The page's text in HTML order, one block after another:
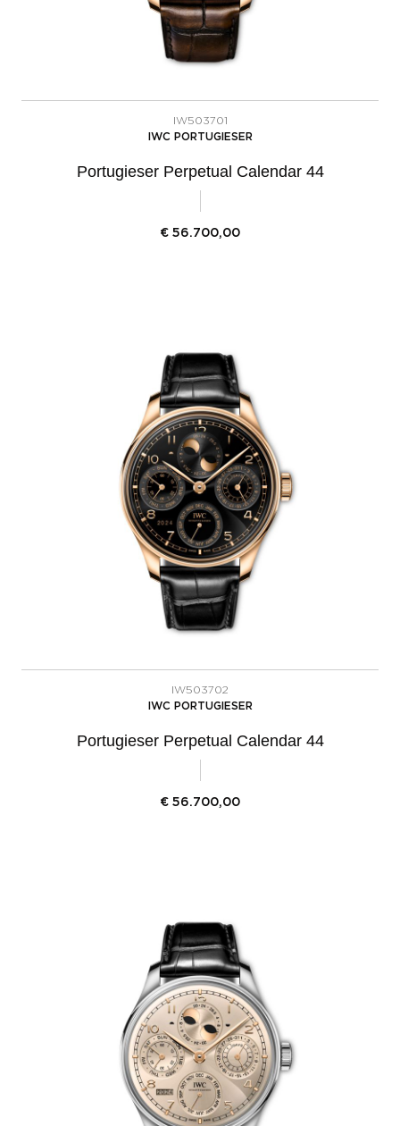
IW503701
IWC PORTUGIESER
Portugieser Perpetual Calendar 44
€ 56.700,00
IW503702
IWC PORTUGIESER
Portugieser Perpetual Calendar 44
€ 56.700,00